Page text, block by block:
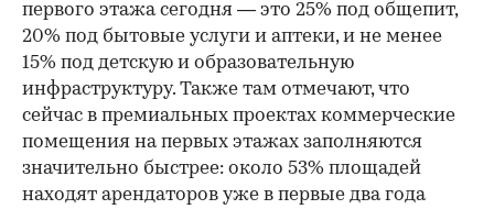
первого этажа сегодня — это 25% под общепит,
20% под бытовые услуги и аптеки, и не менее
15% под детскую и образовательную
инфраструктуру. Также там отмечают, что
сейчас в премиальных проектах коммерческие
помещения на первых этажах заполняются
значительно быстрее: около 53% площадей
находят арендаторов уже в первые два года